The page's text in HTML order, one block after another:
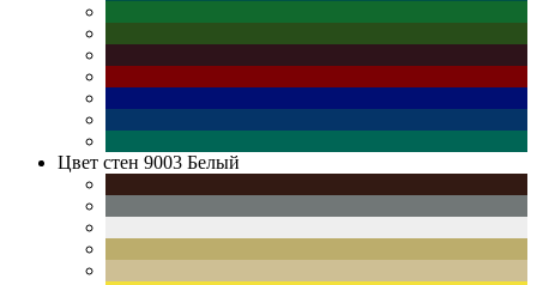
Цвет стен 9003 Белый